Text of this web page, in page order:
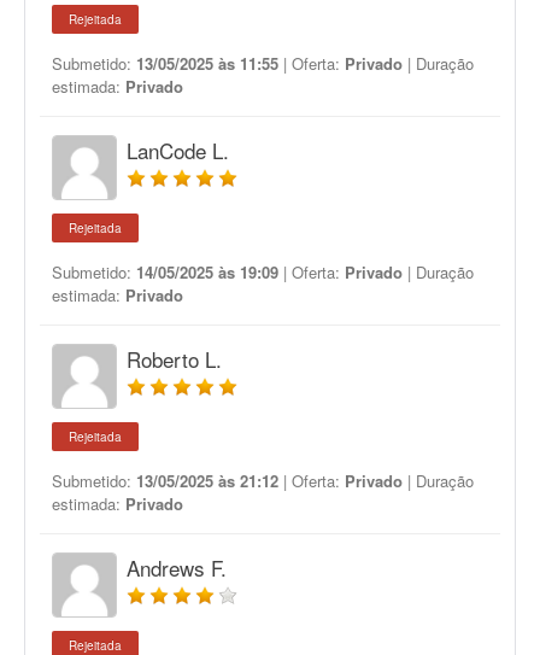
Rejeitada
Submetido: 13/05/2025 às 11:55 | Oferta: Privado | Duração
estimada: Privado
LanCode L.
Rejeitada
Submetido: 14/05/2025 às 19:09 | Oferta: Privado | Duração
estimada: Privado
Roberto L.
Rejeitada
Submetido: 13/05/2025 às 21:12 | Oferta: Privado | Duração
estimada: Privado
Andrews F.
Rejeitada